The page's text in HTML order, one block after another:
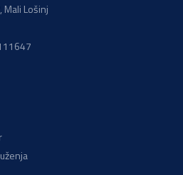
Mali Lošinj